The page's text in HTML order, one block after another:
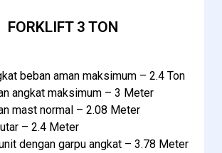
FORKLIFT 3 TON
beban aman maksimum – 2.4 Ton
angkat maksimum – 3 Meter
mast normal – 2.08 Meter
– 2.4 Meter
dengan garpu angkat – 3.78 Meter